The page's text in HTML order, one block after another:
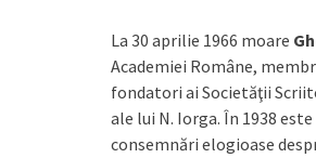
La 30 aprilie 1966 moare
Academiei Române,
fondatori ai Societăţii
ale lui N. Iorga. În 1938
consemnări elogioase